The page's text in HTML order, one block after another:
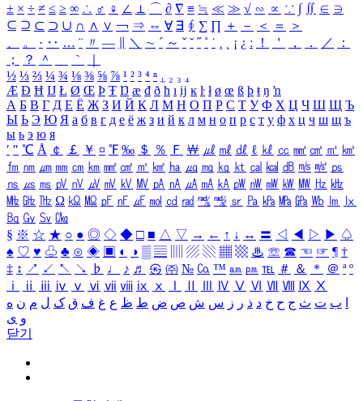
± × ÷ ≠ ≤ ≥ ∞ ∴ ♂ ♀ ∠ ⊥ ⌒ ∂ ∇ ≡ ≒ ≪ ≫ √ ∽ ∝ ∵ ∫ ∬ ∈ ∋
⊆ ⊇ ⊂ ⊃ ∪ ∩ ∧ ∨ ￢ ⇒ ⇔ ∀ ∃ ∮ ∑ ∏ ＋ － ＜ ＝
＞
、
。 · ‥ … ¨ 〃 ― ＼ ∼ ´ ～ ˇ ˘ ˝ ˚ ˙ ¸ ¡ ¿ ː ！ ＇ ， ． ／
：
；
？ ＾ ｀
½ ⅓ ⅔ ¼ ¾ ⅛ ⅜ ⅝ ⅞ ¹ ² ³ ⁴ ⁿ ₁ ₂ ₃ ₄
Æ Ð Ħ Ĳ Ł Ø Œ Þ Ŧ Ŋ æ đ ð ħ ı ĳ ĸ ŀ ł ø œ ß þ ŧ ŋ ŉ
А Б В Г Д Е Ё Ж З И Й К Л М Н О П Р С Т У Ф Х Ц Ч Ш Щ Ъ
Ы Ь Э Ю Я а б в г д е ё ж з и й к л м н о п р с т у ф х ц ч ш щ ъ
ы ь э ю я
′ ″ ℃ Å ￠ ￡ ￥ ¤ ℉ ‰ ＄ ％ Ｆ ￦ ㎕ ㎖ ㎗ ℓ ㎘ ㏄ ㎣ ㎤ ㎥ ㎦
㎙ ㎚ ㎛ ㎜ ㎝ ㎞ ㎟ ㎠ ㎡ ㎢ ㏊ ㎍ ㎎ ㎏ ㏏ ㎈ ㎉ ㏈ ㎧ ㎨ ㎰
㎱ ㎲ ㎳ ㎴ ㎵ ㎶ ㎷ ㎸ ㎹ ㎀ ㎁ ㎂ ㎃ ㎄ ㎺ ㎻ ㎽ ㎾ ㎿ ㎐ ㎑
㎒ ㎓ ㎔ Ω ㏀ ㏁ ㎊ ㎋ ㎌ ㏖ ㏅ ㎭ ㎮ ㎯ ㏛ ㎩ ㎪ ㎫ ㎬ ㏝ ㏐
㏓
㏃ ㏉ ㏜ ㏆
§ ※ ☆ ★ ○ ● ◎ ◇ ◆ □ ■ △ ▽ → ← ↑ ↓ ↔ 〓 ◁ ◀ ▷ ▶ ♤
♠ ♡ ♥ ♧ ♣ ⊙ ◈ ▣ ◐ ◑ ▒ ▤ ▨ ▧ ▦ ▩ ♨ ☏ ☎ ☜ ☞ ¶ †
‡ ↕ ↗ ↙ ↖ ↘ ♭ ♩ ♪ ♬ ㉿ ㈜ № ㏇ ™ ㏂ ㏘ ℡ ＃ ＆ ＊ ＠ ª º
ⅰ
ⅱ ⅲ ⅳ ⅴ ⅵ ⅶ ⅷ ⅸ ⅹ Ⅳ Ⅴ Ⅵ Ⅶ Ⅷ Ⅸ Ⅹ
ب ت ث ج ح خ د ذ ر ز س ش ص ض ط ظ ع غ ف ق ک ل م ن ه
و ی
닫기